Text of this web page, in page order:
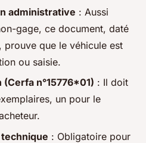
administrative : Aussi
gage, ce document, daté
prouve que le véhicule est
ou saisie.
n°15776*01) : Il doit
un pour le
: Obligatoire pour